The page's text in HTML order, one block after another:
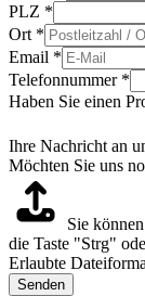
PLZ *
Ort *
Email *
Telefonnummer *
Haben Sie einen
Ihre Nachricht an
Möchten Sie uns
Sie
die Taste "Strg"
Erlaubte
Senden